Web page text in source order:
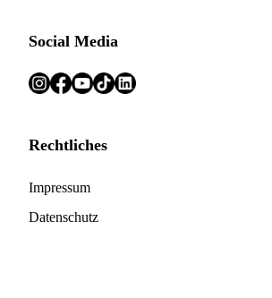
Social Media
Rechtliches
Impressum
Datenschutz